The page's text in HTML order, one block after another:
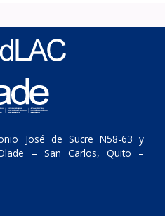
José de Sucre N58-63 y
– San Carlos, Quito –